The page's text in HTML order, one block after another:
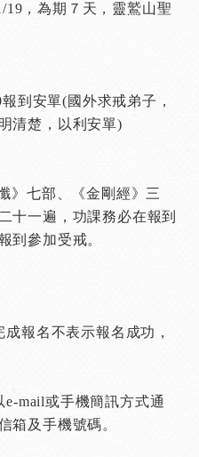
19，為期７天，靈鷲山聖
到安單(國外求戒弟子，
清楚，以利安單)
》七部、《金剛經》三
十一遍，功課務必在報到
到參加受戒。
報名不表示報名成功，
mail或手機簡訊方式通
箱及手機號碼。